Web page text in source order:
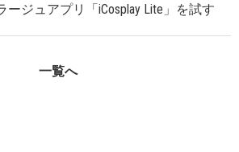
ージュアプリ「iCosplay Lite」を試す
一覧へ